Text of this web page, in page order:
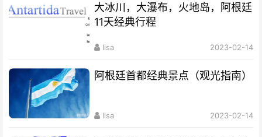
大冰川，大瀑布，火地岛，阿根廷
11天经典行程
lisa 2023-02-14
阿根廷首都经典景点（观光指南）
lisa 2023-02-14